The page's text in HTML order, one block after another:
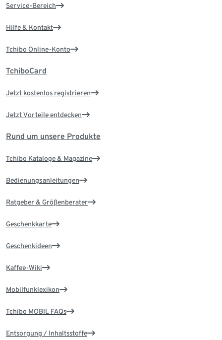
Service-Bereich
Hilfe & Kontakt
Tchibo Online-Konto
TchiboCard
Jetzt kostenlos registrieren
Jetzt Vorteile entdecken
Rund um unsere Produkte
Tchibo Kataloge & Magazine
Bedienungsanleitungen
Ratgeber & Größenberater
Geschenkkarte
Geschenkideen
Kaffee-Wiki
Mobilfunklexikon
Tchibo MOBIL FAQs
Entsorgung / Inhaltsstoffe